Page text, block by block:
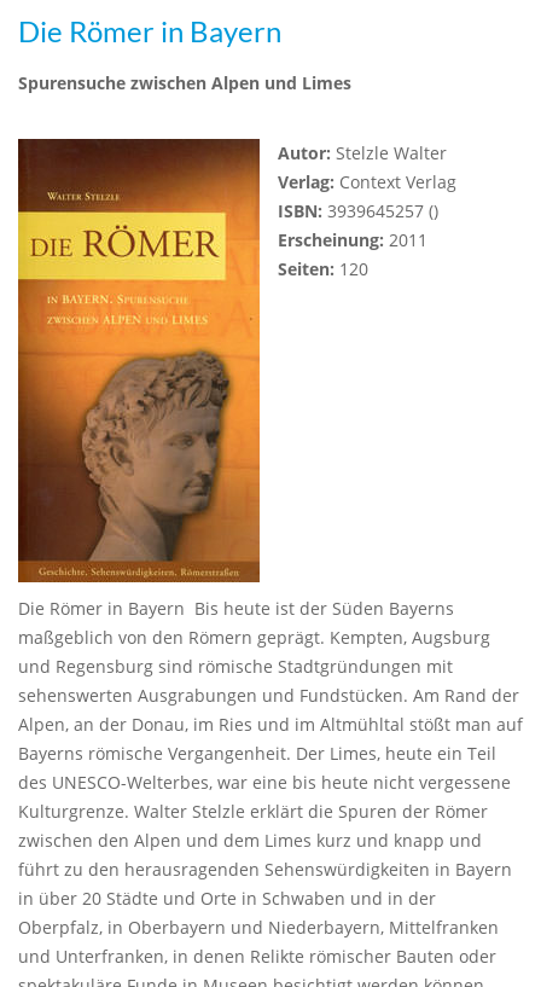
Die Römer in Bayern
Spurensuche zwischen Alpen und Limes
Autor: Stelzle Walter
Verlag: Context Verlag
ISBN: 3939645257 ()
Erscheinung: 2011
Seiten: 120
Die Römer in Bayern Bis heute ist der Süden Bayerns
maßgeblich von den Römern geprägt. Kempten, Augsburg
und Regensburg sind römische Stadtgründungen mit
sehenswerten Ausgrabungen und Fundstücken. Am Rand der
Alpen, an der Donau, im Ries und im Altmühltal stößt man auf
Bayerns römische Vergangenheit. Der Limes, heute ein Teil
des UNESCO-Welterbes, war eine bis heute nicht vergessene
Kulturgrenze. Walter Stelzle erklärt die Spuren der Römer
zwischen den Alpen und dem Limes kurz und knapp und
führt zu den herausragenden Sehenswürdigkeiten in Bayern
in über 20 Städte und Orte in Schwaben und in der
Oberpfalz, in Oberbayern und Niederbayern, Mittelfranken
und Unterfranken, in denen Relikte römischer Bauten oder